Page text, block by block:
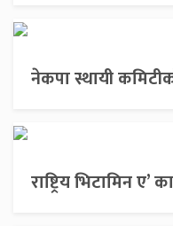
नेकपा स्थायी
राष्ट्रिय भिटामिन